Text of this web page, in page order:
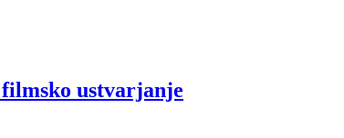
ustvarjanje